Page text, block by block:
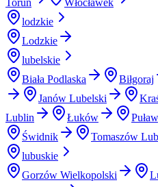
lodzkie
Lodzkie
lubelskie
Biała Podlaska
Biłgoraj
Janów Lubelski
Lublin
Łuków
Świdnik
Tomaszów
lubuskie
Gorzów Wielkopolski